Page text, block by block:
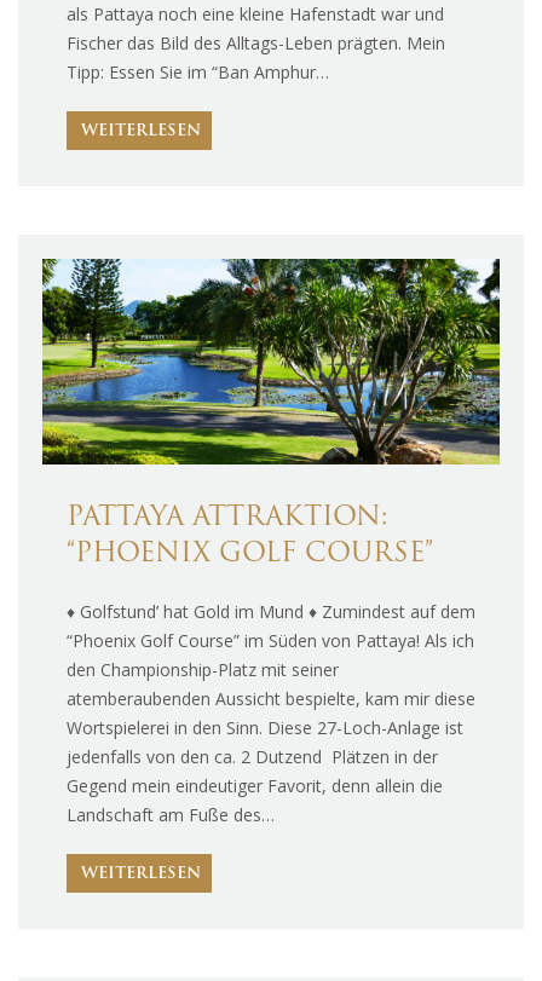
als Pattaya noch eine kleine Hafenstadt war und
Fischer das Bild des Alltags-Leben prägten. Mein
Tipp: Essen Sie im “Ban Amphur…
WEITERLESEN
PATTAYA ATTRAKTION:
“PHOENIX GOLF COURSE”
♦ Golfstund’ hat Gold im Mund ♦ Zumindest auf dem
“Phoenix Golf Course” im Süden von Pattaya! Als ich
den Championship-Platz mit seiner
atemberaubenden Aussicht bespielte, kam mir diese
Wortspielerei in den Sinn. Diese 27-Loch-Anlage ist
jedenfalls von den ca. 2 Dutzend Plätzen in der
Gegend mein eindeutiger Favorit, denn allein die
Landschaft am Fuße des…
WEITERLESEN